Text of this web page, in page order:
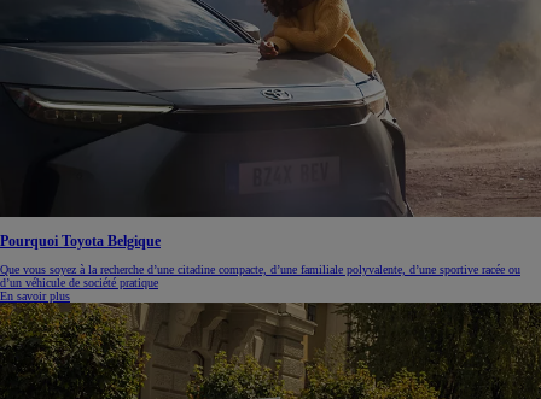
Pourquoi Toyota Belgique
Que vous soyez à la recherche d’une citadine compacte, d’une familiale polyvalente, d’une sportive racée ou
d’un véhicule de société pratique
En savoir plus